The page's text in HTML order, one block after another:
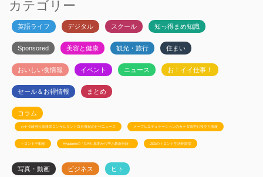
カテゴリー
英語ライフ デジタル スクール 知っ得まめ知識
Sponsored 美容と健康 観光・旅行 住まい
おいしい食情報 イベント ニュース お！イイ仕事！
セール＆お得情報 まとめ
コラム
カナダ政府公認移民コンサルタント白石有紀のビザニュース メープルエデュケーションのカナダ留学お役立ち情報
トロント不動産 Ayudanteの「GA4: 基本から学ぶ最新分析」 JSSのトロント生活相談室
写真・動画 ビジネス ヒト